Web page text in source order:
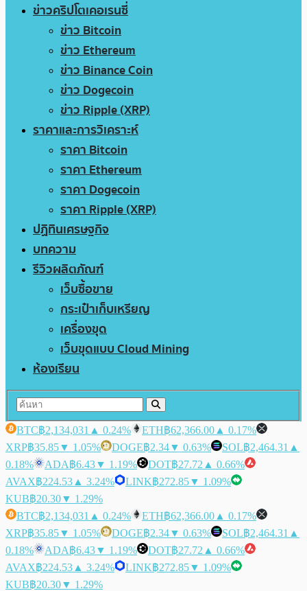
ข่าวคริปโตเคอเรนซี่
ข่าว Bitcoin
ข่าว Ethereum
ข่าว Binance Coin
ข่าว Dogecoin
ข่าว Ripple (XRP)
ราคาและการวิเคราะห์
ราคา Bitcoin
ราคา Ethereum
ราคา Dogecoin
ราคา Ripple (XRP)
ปฏิทินเศรษฐกิจ
บทความ
รีวิวผลิตภัณฑ์
เว็บซื้อขาย
กระเป๋าเก็บเหรียญ
เครื่องขุด
เว็บขุดแบบ Cloud Mining
ห้องเรียน
BTC฿2,134,031 ▲ 0.24% ETH฿62,366.00 ▲ 0.17%
XRP฿35.85▼ 1.05% DOGE฿2.34▼ 0.63% SOL฿2,464.31 ▲
0.18%
ADA฿6.43▼ 1.19% DOT฿27.72 ▲ 0.66%
AVAX฿224.53 ▲ 3.24% LINK฿272.85▼ 1.09%
KUB฿20.30▼ 1.29%
BTC฿2,134,031 ▲ 0.24% ETH฿62,366.00 ▲ 0.17%
XRP฿35.85▼ 1.05% DOGE฿2.34▼ 0.63% SOL฿2,464.31 ▲
0.18%
ADA฿6.43▼ 1.19% DOT฿27.72 ▲ 0.66%
AVAX฿224.53 ▲ 3.24% LINK฿272.85▼ 1.09%
KUB฿20.30▼ 1.29%